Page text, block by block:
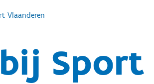
Vlaanderen
Sport